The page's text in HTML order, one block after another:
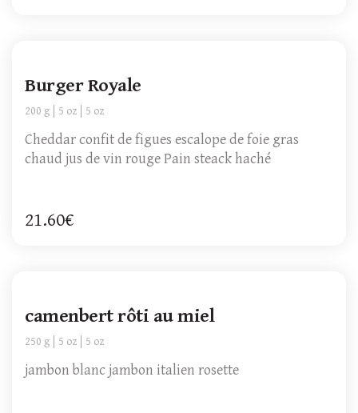
Burger Royale
200 g 5 oz 5 oz
Cheddar confit de figues escalope de foie gras
chaud jus de vin rouge Pain steack haché
21.60€
camenbert rôti au miel
250 g 5 oz 5 oz
jambon blanc jambon italien rosette